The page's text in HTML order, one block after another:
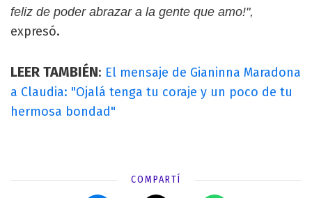
feliz de poder abrazar a la gente que amo!",
expresó.
LEER TAMBIÉN: El mensaje de Gianinna Maradona
a Claudia: "Ojalá tenga tu coraje y un poco de tu
hermosa bondad"
COMPARTÍ